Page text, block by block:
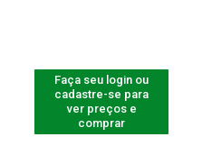
Faça seu login ou
cadastre-se para
ver preços e
comprar